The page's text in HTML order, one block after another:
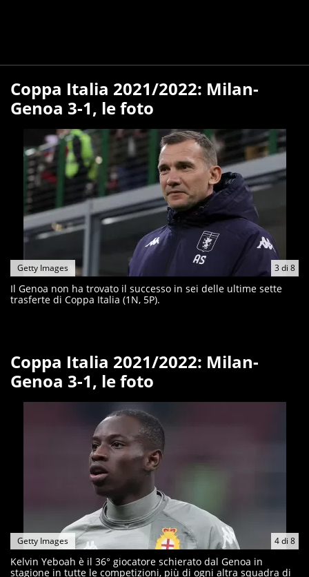
Coppa Italia 2021/2022: Milan-
Genoa 3-1, le foto
3di 8
Getty Images
Il Genoa non ha trovato il successo in sei delle ultime sette
trasferte di Coppa Italia (1N, 5P).
Coppa Italia 2021/2022: Milan-
Genoa 3-1, le foto
4di 8
Getty Images
Kelvin Yeboah è il 36° giocatore schierato dal Genoa in
stagione in tutte le competizioni, più di ogni altra squadra di